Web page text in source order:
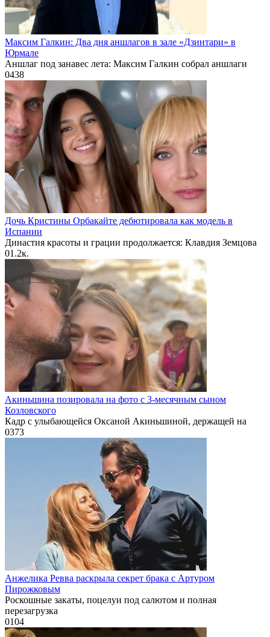
Максим Галкин: Два дня аншлагов в зале «Дзинтари» в
Юрмале
Аншлаг под занавес лета: Максим Галкин собрал аншлаги
0438
Дочь Кристины Орбакайте дебютировала как модель в
Испании
Династия красоты и грации продолжается: Клавдия Земцова
01.2к.
Акиньшина позировала на фото с 3-месячным сыном
Козловского
Кадр с улыбающейся Оксаной Акиньшиной, держащей на
0373
Анжелика Ревва раскрыла секрет брака с Артуром
Пирожковым
Роскошные закаты, поцелуи под салютом и полная
перезагрузка
0104